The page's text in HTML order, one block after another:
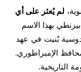
لم يُعثر على أي
بهذا الاسم
بُنيت في عهد
الإمبراطوري.
التاريخية.